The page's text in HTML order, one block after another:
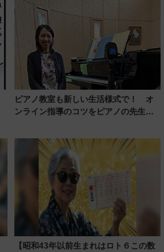
ピアノ教室も新しい生活様式で！ オ
ンライン指導のコツをピアノの先生に
【昭和43年以前生まれはロト６この数